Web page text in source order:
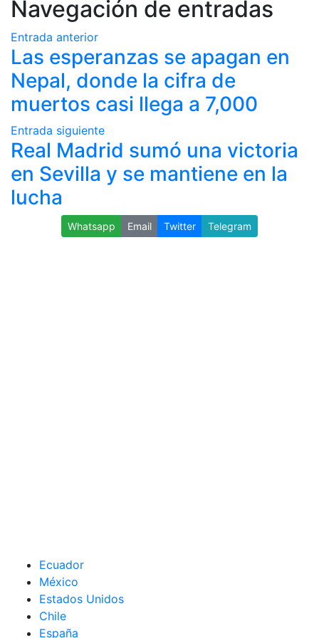
Navegación de entradas
Entrada anterior
Las esperanzas se apagan en
Nepal, donde la cifra de
muertos casi llega a 7,000
Entrada siguiente
Real Madrid sumó una victoria
en Sevilla y se mantiene en la
lucha
Whatsapp Email Twitter Telegram
Ecuador
México
Estados Unidos
Chile
España